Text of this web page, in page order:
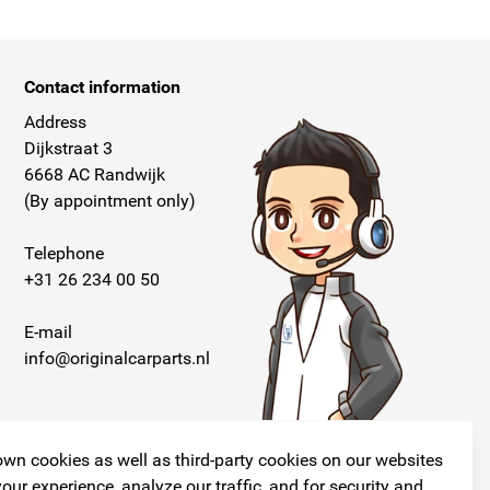
cookies as well as third-party cookies on our websites
Contact information
Address
Dijkstraat 3
6668 AC Randwijk
(By appointment only)
Telephone
+31 26 234 00 50
E-mail
info@originalcarparts.nl